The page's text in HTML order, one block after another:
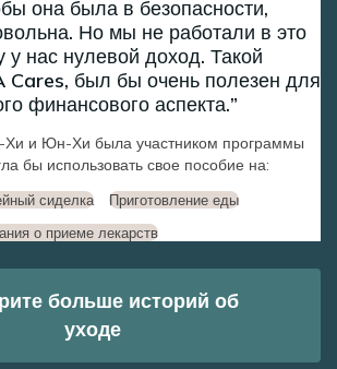
она была в безопасности,
Но мы не работали в это
у нас нулевой доход. Такой
Cares, был бы очень полезен для
финансового аспекта.
и Юн-Хи была участником программы
бы использовать свое пособие на:
сиделка
Приготовление еды
о приеме лекарств
больше историй об
уходе